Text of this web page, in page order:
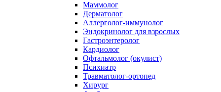
Маммолог
Дерматолог
Аллерголог-иммунолог
Эндокринолог для взрослых
Гастроэнтеролог
Кардиолог
Офтальмолог (окулист)
Психиатр
Травматолог-ортопед
Хирург